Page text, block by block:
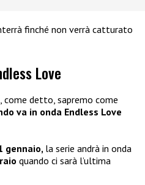
finché non verrà catturato
Love
come detto, sapremo come
va in onda Endless Love
gennaio, la serie andrà in onda
quando ci sarà l’ultima